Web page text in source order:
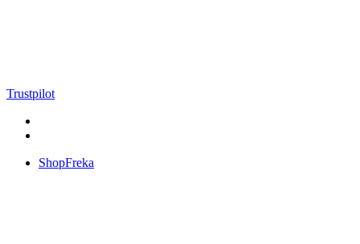
Trustpilot
ShopFreka